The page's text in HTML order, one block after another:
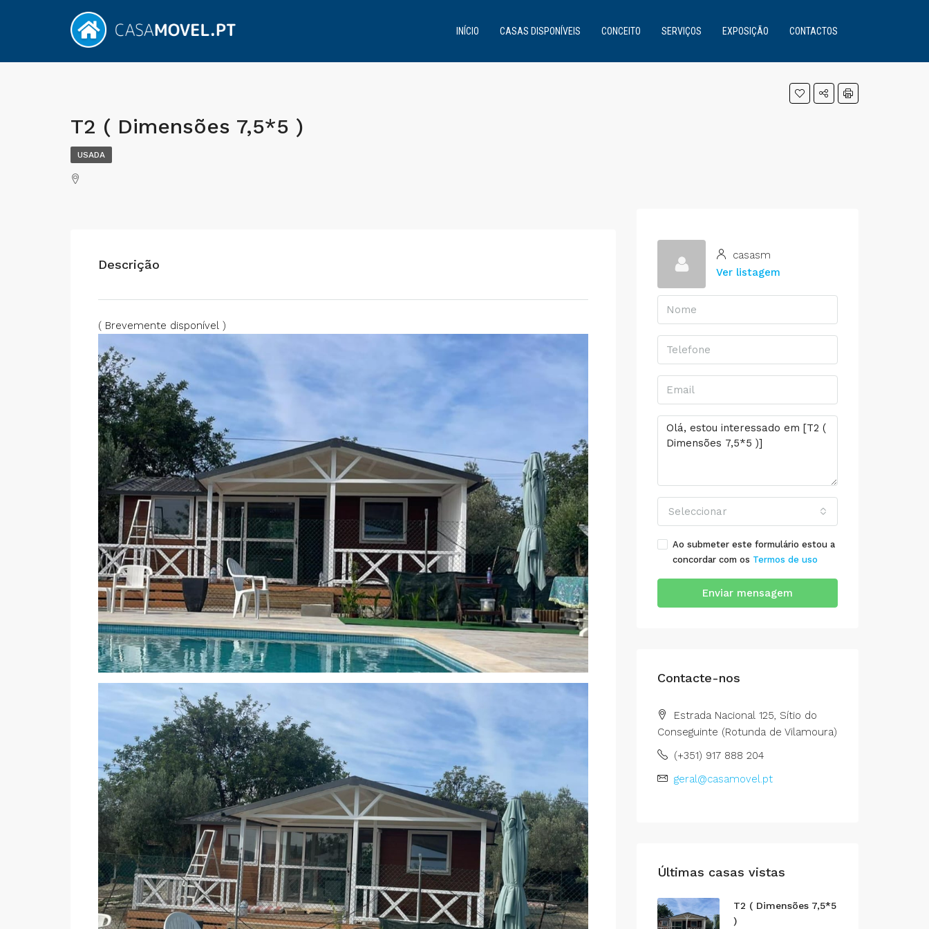
INÍCIO CASAS DISPONÍVEIS CONCEITO SERVIÇOS EXPOSIÇÃO CONTACTOS
T2 ( Dimensões 7,5*5 )
USADA
Descrição
( Brevemente disponível )
casasm
Ver listagem
Seleccionar
Ao submeter este formulário estou a
concordar com os Termos de uso
Enviar mensagem
Contacte-nos
Estrada Nacional 125, Sítio do
Conseguinte (Rotunda de Vilamoura)
(+351) 917 888 204
geral@casamovel.pt
Últimas casas vistas
T2 ( Dimensões 7,5*5
)